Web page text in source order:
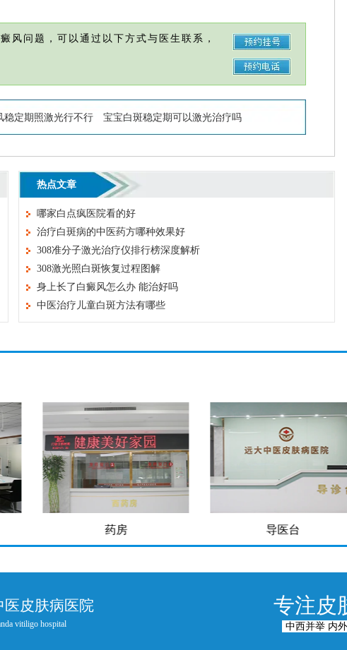
风问题，可以通过以下方式与医生联系，
稳定期照激光行不行 宝宝白斑稳定期可以激光治疗吗
热点文章
哪家白点疯医院看的好
治疗白斑病的中医药方哪种效果好
308准分子激光治疗仪排行榜深度解析
308激光照白斑恢复过程图解
身上长了白癜风怎么办 能治好吗
中医治疗儿童白斑方法有哪些
药房 导医台
医皮肤病医院
vitiligo hospital
专注皮
中西并举 内